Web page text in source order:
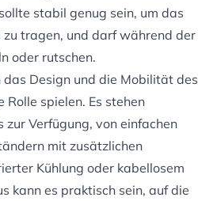
stabil genug sein, um das
tragen, und darf während der
oder rutschen.
das Design und die Mobilität des
spielen. Es stehen
zur Verfügung, von einfachen
mit zusätzlichen
Kühlung oder kabellosem
kann es praktisch sein, auf die